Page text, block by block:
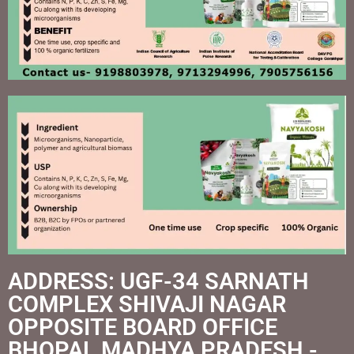
ADDRESS: UGF-34 SARNATH
COMPLEX SHIVAJI NAGAR
OPPOSITE BOARD OFFICE